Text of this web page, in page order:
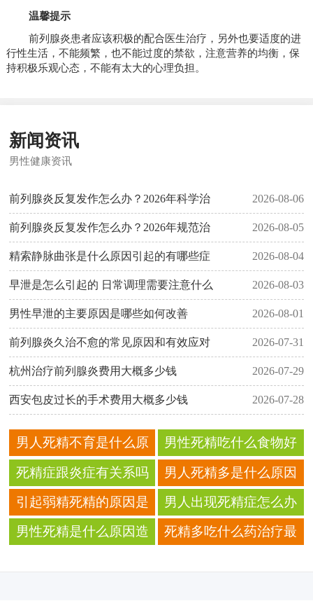
温馨提示
前列腺炎患者应该积极的配合医生治疗，另外也要适度的进
行性生活，不能频繁，也不能过度的禁欲，注意营养的均衡，保
持积极乐观心态，不能有太大的心理负担。
新闻资讯
男性健康资讯
前列腺炎反复发作怎么办？2026年科学治 2026-08-06
前列腺炎反复发作怎么办？2026年规范治 2026-08-05
精索静脉曲张是什么原因引起的有哪些症 2026-08-04
早泄是怎么引起的 日常调理需要注意什么 2026-08-03
男性早泄的主要原因是哪些如何改善 2026-08-01
前列腺炎久治不愈的常见原因和有效应对 2026-07-31
杭州治疗前列腺炎费用大概多少钱 2026-07-29
西安包皮过长的手术费用大概多少钱 2026-07-28
男人死精不育是什么原
因
男性死精吃什么食物好
死精症跟炎症有关系吗 男人死精多是什么原因
引起弱精死精的原因是
什么
男人出现死精症怎么办
男性死精是什么原因造
死精多吃什么药治疗最